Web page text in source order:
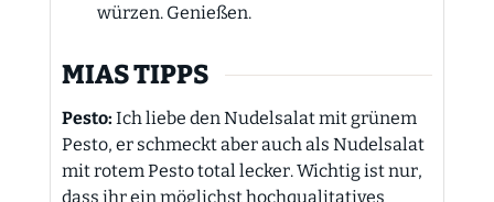
würzen. Genießen.
MIAS TIPPS
Pesto: Ich liebe den Nudelsalat mit grünem
Pesto, er schmeckt aber auch als Nudelsalat
mit rotem Pesto total lecker. Wichtig ist nur,
dass ihr ein möglichst hochqualitatives